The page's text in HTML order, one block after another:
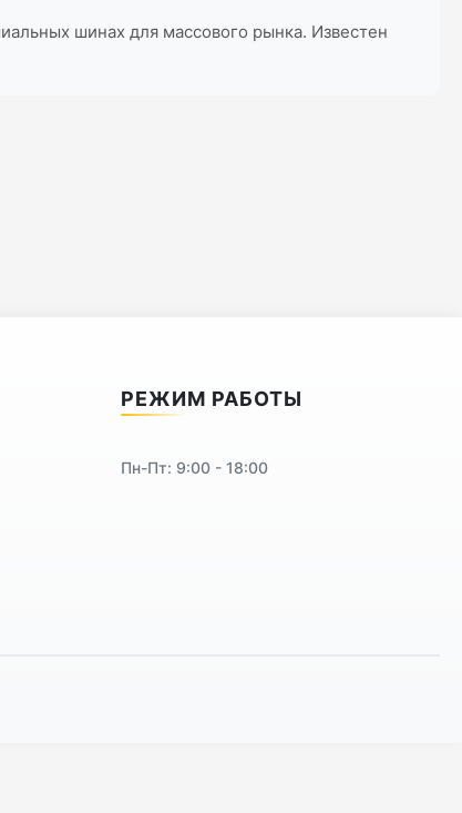
шинах для массового рынка. Известен
РЕЖИМ РАБОТЫ
Пн-Пт: 9:00 - 18:00